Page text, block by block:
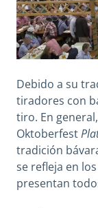
Debido a su
tiradores con
tiro. En
Oktoberfest
tradición
se refleja en los
presentan